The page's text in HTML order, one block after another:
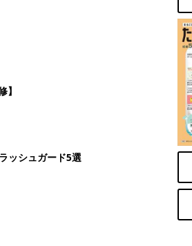
ッシュガード5選